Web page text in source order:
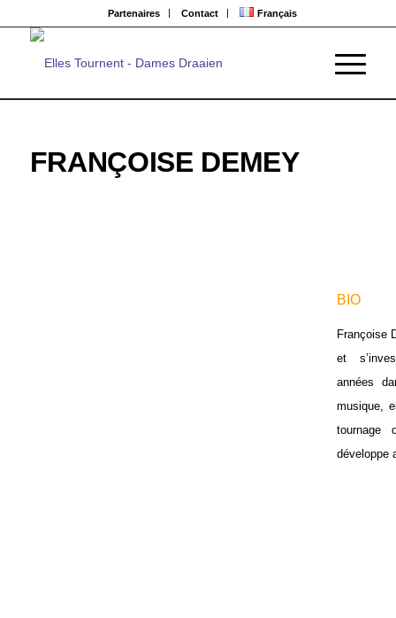
Partenaires Contact Français
FRANÇOISE DEMEY
BIO
Françoise
et
années
musique,
développe